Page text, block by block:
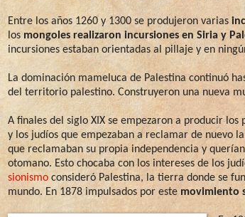
Entre los años 1260 y 1300 se produjeron varias
los mongoles realizaron incursiones en Siria y
incursiones estaban orientadas al pillaje y en
La dominación mameluca de Palestina continuó
del territorio palestino. Construyeron una nueva
A finales del siglo XIX se empezaron a producir
y los judíos que empezaban a reclamar de nuevo
que reclamaban su propia independencia y querían
otomano. Esto chocaba con los intereses de los
sionismo consideró Palestina, la tierra donde se
mundo. En 1878 impulsados por este movimiento